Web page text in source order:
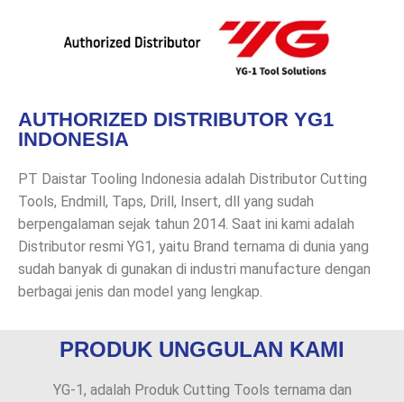
AUTHORIZED DISTRIBUTOR YG1
INDONESIA
PT Daistar Tooling Indonesia adalah Distributor Cutting
Tools, Endmill, Taps, Drill, Insert, dll yang sudah
berpengalaman sejak tahun 2014. Saat ini kami adalah
Distributor resmi YG1, yaitu Brand ternama di dunia yang
sudah banyak di gunakan di industri manufacture dengan
berbagai jenis dan model yang lengkap.
PRODUK UNGGULAN KAMI
YG-1, adalah Produk Cutting Tools ternama dan